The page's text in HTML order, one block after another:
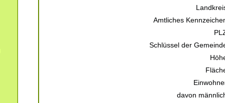
Amtliches
Schlüssel der
davon